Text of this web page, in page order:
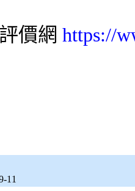
評價網 https://
11